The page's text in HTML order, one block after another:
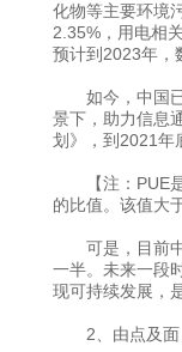
化物等主要环境
2.35%，用电相
预计到2023年，
如今，中国已
景下，助力信息
划》，到2021年
【注：PUE是
的比值。该值大
可是，目前中
一半。未来一段
现可持续发展，
2、由点及面